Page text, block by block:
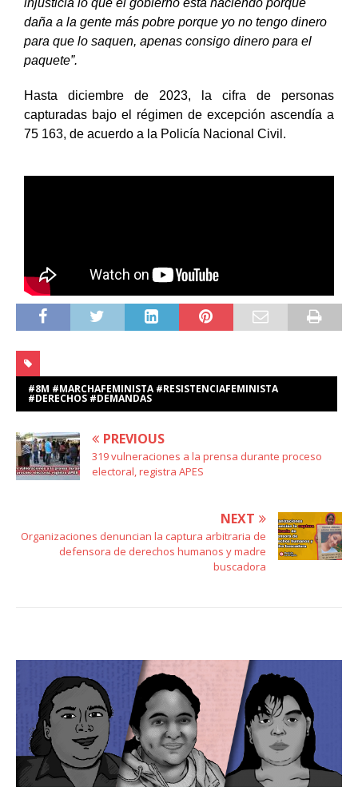
daña a la gente más pobre porque yo no tengo dinero
para que lo saquen, apenas consigo dinero para el
paquete”.
Hasta diciembre de 2023, la cifra de personas
capturadas bajo el régimen de excepción ascendía a
75 163, de acuerdo a la Policía Nacional Civil.
#8M #MARCHAFEMINISTA #RESISTENCIAFEMINISTA
#DERECHOS #DEMANDAS
PREVIOUS
319 vulneraciones a la prensa durante proceso
electoral, registra APES
NEXT
Organizaciones denuncian la captura arbitraria de
defensora de derechos humanos y madre
buscadora